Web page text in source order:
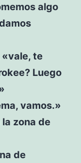
algo
te
Luego
vamos.»
zona de
de